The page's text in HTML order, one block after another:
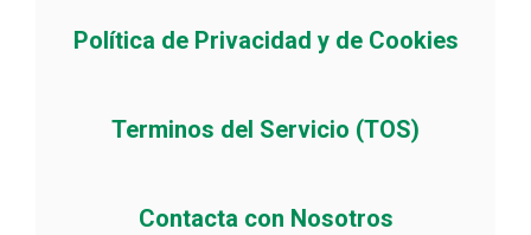
Política de Privacidad y de Cookies
Terminos del Servicio (TOS)
Contacta con Nosotros